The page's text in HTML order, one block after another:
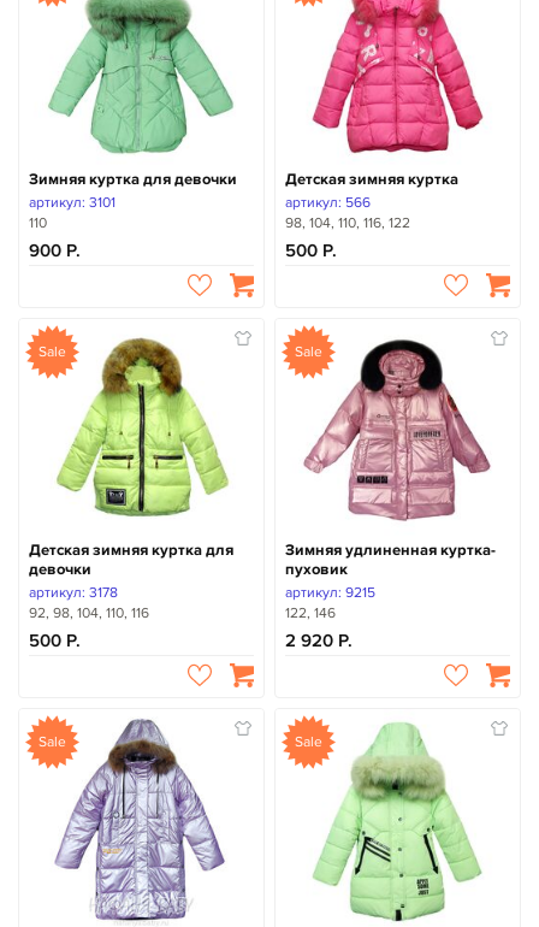
Зимняя куртка для девочки
артикул: 3101
110
900
Детская зимняя куртка
артикул: 566
98, 104, 110, 116, 122
500
Sale
Детская зимняя куртка для
девочки
артикул: 3178
92, 98, 104, 110, 116
500
Sale
Зимняя удлиненная куртка-
пуховик
артикул: 9215
122, 146
2 920
Sale Sale